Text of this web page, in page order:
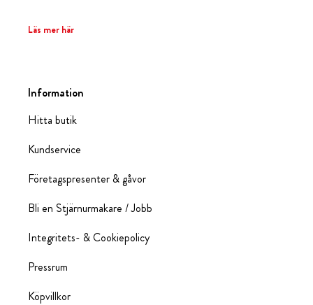
Läs mer här
Information
Hitta butik
Kundservice
Företagspresenter & gåvor
Bli en Stjärnurmakare / Jobb
Integritets- & Cookiepolicy
Pressrum
Köpvillkor